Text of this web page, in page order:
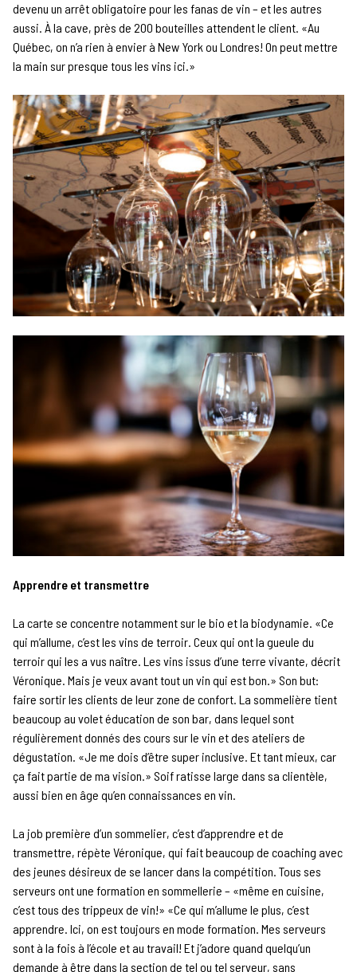
devenu un arrêt obligatoire pour les fanas de vin – et les autres
aussi. À la cave, près de 200 bouteilles attendent le client. «Au
Québec, on n’a rien à envier à New York ou Londres! On peut mettre
la main sur presque tous les vins ici.»
Apprendre et transmettre
La carte se concentre notamment sur le bio et la biodynamie. «Ce
qui m’allume, c’est les vins de terroir. Ceux qui ont la gueule du
terroir qui les a vus naître. Les vins issus d’une terre vivante, décrit
Véronique. Mais je veux avant tout un vin qui est bon.» Son but:
faire sortir les clients de leur zone de confort. La sommelière tient
beaucoup au volet éducation de son bar, dans lequel sont
régulièrement donnés des cours sur le vin et des ateliers de
dégustation. «Je me dois d’être super inclusive. Et tant mieux, car
ça fait partie de ma vision.» Soif ratisse large dans sa clientèle,
aussi bien en âge qu’en connaissances en vin.
La job première d’un sommelier, c’est d’apprendre et de
transmettre, répète Véronique, qui fait beaucoup de coaching avec
des jeunes désireux de se lancer dans la compétition. Tous ses
serveurs ont une formation en sommellerie – «même en cuisine,
c’est tous des trippeux de vin!» «Ce qui m’allume le plus, c’est
apprendre. Ici, on est toujours en mode formation. Mes serveurs
sont à la fois à l’école et au travail! Et j’adore quand quelqu’un
demande à être dans la section de tel ou tel serveur, sans